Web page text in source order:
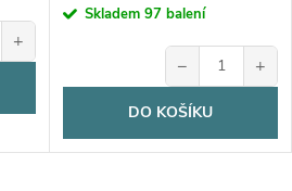
+
cena:Skladem 97 balení
− +
DO KOŠÍKU